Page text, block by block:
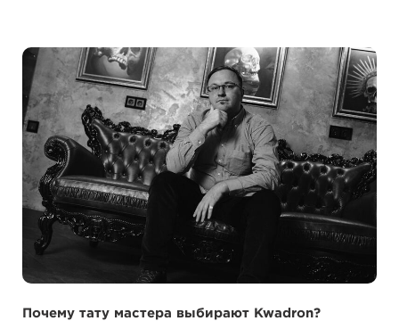
Почему тату мастера выбирают Kwadron?